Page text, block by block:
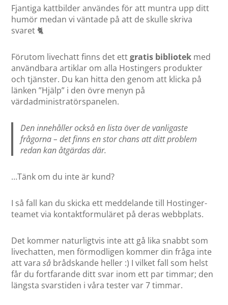
Fjantiga kattbilder användes för att muntra upp ditt
humör medan vi väntade på att de skulle skriva
svaret 🐈
Förutom livechatt finns det ettgratis bibliotek med
användbara artiklar om alla Hostingers produkter
och tjänster. Du kan hitta den genom att klicka på
länken ”Hjälp” i den övre menyn på
värdadministratörspanelen.
Den innehåller också en lista över de vanligaste
frågorna – det finns en stor chans att ditt problem
redan kan åtgärdas där.
…Tänk om du inte är kund?
I så fall kan du skicka ett meddelande till Hostinger-
teamet via kontaktformuläret på deras webbplats.
Det kommer naturligtvis inte att gå lika snabbt som
livechatten, men förmodligen kommer din fråga inte
att varaså brådskande heller :) I vilket fall som helst
får du fortfarande ditt svar inom ett par timmar; den
längsta svarstiden i våra tester var 7 timmar.